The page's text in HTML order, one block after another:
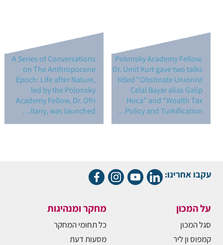
Polonsky Academy Fellow,
Dr. Umit Kurt gave two talks
titled “Obstinate Unionist
Celal Bayar alias Galip
Hoca” and “Wealth Tax
Policy and Turkification…
A Series of Conversations
on The Anthropocene
Epoch: Life after Nature,
led by the Polonsky
Academy Fellow, Dr. Ofri
Ilany, was launched…
עקבו אחרינו:
על המכון
סגל המכון
קמפוס ון ליר
מחקר ומנהיגות
כל תחומי המחקר
מסעות דעת